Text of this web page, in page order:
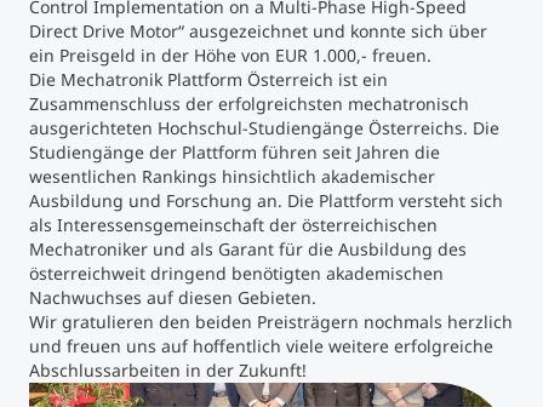
Control Implementation on a Multi-Phase High-Speed
Direct Drive Motor“ ausgezeichnet und konnte sich über
ein Preisgeld in der Höhe von EUR 1.000,- freuen.
Die Mechatronik Plattform Österreich ist ein
Zusammenschluss der erfolgreichsten mechatronisch
ausgerichteten Hochschul-Studiengänge Österreichs. Die
Studiengänge der Plattform führen seit Jahren die
wesentlichen Rankings hinsichtlich akademischer
Ausbildung und Forschung an. Die Plattform versteht sich
als Interessensgemeinschaft der österreichischen
Mechatroniker und als Garant für die Ausbildung des
österreichweit dringend benötigten akademischen
Nachwuchses auf diesen Gebieten.
Wir gratulieren den beiden Preisträgern nochmals herzlich
und freuen uns auf hoffentlich viele weitere erfolgreiche
Abschlussarbeiten in der Zukunft!
">